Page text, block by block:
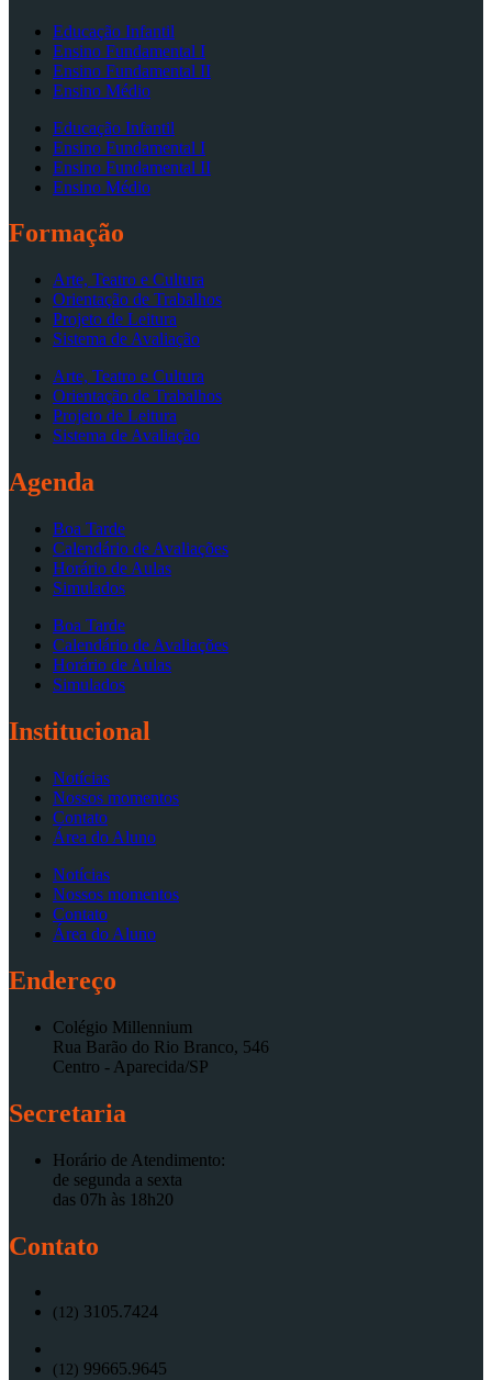
Educação Infantil
Ensino Fundamental I
Ensino Fundamental II
Ensino Médio
Educação Infantil
Ensino Fundamental I
Ensino Fundamental II
Ensino Médio
Formação
Arte, Teatro e Cultura
Orientação de Trabalhos
Projeto de Leitura
Sistema de Avaliação
Arte, Teatro e Cultura
Orientação de Trabalhos
Projeto de Leitura
Sistema de Avaliação
Agenda
Boa Tarde
Calendário de Avaliações
Horário de Aulas
Simulados
Boa Tarde
Calendário de Avaliações
Horário de Aulas
Simulados
Institucional
Notícias
Nossos momentos
Contato
Área do Aluno
Notícias
Nossos momentos
Contato
Área do Aluno
Endereço
Colégio Millennium
Rua Barão do Rio Branco, 546
Centro - Aparecida/SP
Secretaria
Horário de Atendimento:
de segunda a sexta
das 07h às 18h20
Contato
(12) 3105.7424
(12) 99665.9645